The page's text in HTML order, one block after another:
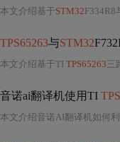
本文介绍基于STM32F334R8
TPS65263与STM32
本文介绍基于TI TPS65263三
音诺ai翻译机使用TI
本文介绍音诺AI翻译机如何